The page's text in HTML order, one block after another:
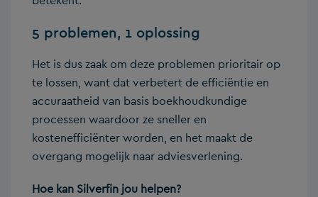
5 problemen, 1 oplossing
Het is dus zaak om deze problemen prioritair op
te lossen, want dat verbetert de efficiëntie en
accuraatheid van basis boekhoudkundige
processen waardoor ze sneller en
kostenefficiënter worden, en het maakt de
overgang mogelijk naar adviesverlening.
Hoe kan Silverfin jou helpen?